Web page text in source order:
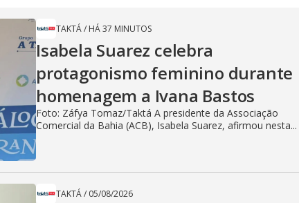
TAKTÁ/ HÁ 37 MINUTOS
Isabela Suarez celebra
protagonismo feminino durante
homenagem a Ivana Bastos
Foto: Záfya Tomaz/Taktá A presidente da Associação
Comercial da Bahia (ACB), Isabela Suarez, afirmou nesta...
TAKTÁ/ 05/08/2026